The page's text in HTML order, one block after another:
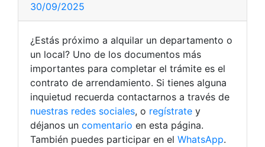
30/09/2025
¿Estás próximo a alquilar un departamento o
un local? Uno de los documentos más
importantes para completar el trámite es el
contrato de arrendamiento. Si tienes alguna
inquietud recuerda contactarnos a través de
nuestras redes sociales, o regístrate y
déjanos un comentario en esta página.
También puedes participar en el WhatsApp.